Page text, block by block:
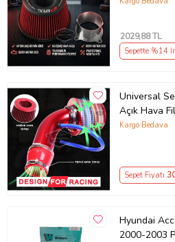
2029,88 TL
Sepette %14
Universal
Açık Hava
Bigtube +6
Kargo Bedava
Sepet Fiyatı
Hyundai
2000-2003